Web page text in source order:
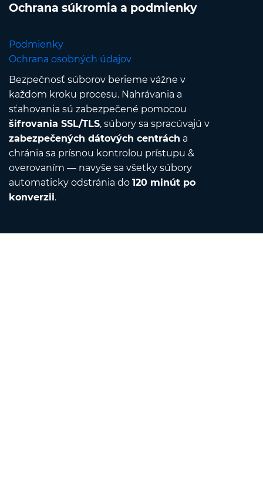
Ochrana súkromia a podmienky
Podmienky
Ochrana osobných údajov
Bezpečnosť súborov berieme vážne v
každom kroku procesu. Nahrávania a
sťahovania sú zabezpečené pomocou
šifrovania SSL/TLS, súbory sa spracúvajú v
zabezpečených dátových centrách a
chránia sa prísnou kontrolou prístupu &
overovaním — navyše sa všetky súbory
automaticky odstránia do 120 minút po
konverzii.